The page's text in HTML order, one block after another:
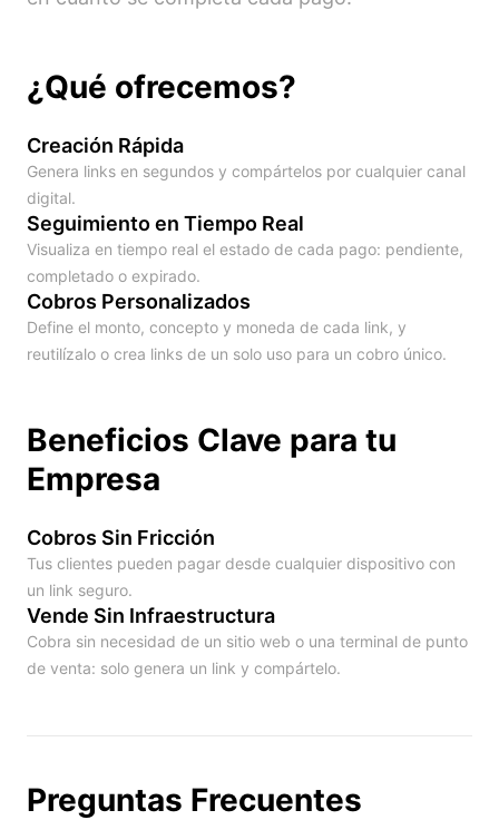
¿Qué ofrecemos?
Creación Rápida
Genera links en segundos y compártelos por cualquier canal
digital.
Seguimiento en Tiempo Real
Visualiza en tiempo real el estado de cada pago: pendiente,
completado o expirado.
Cobros Personalizados
Define el monto, concepto y moneda de cada link, y
reutilízalo o crea links de un solo uso para un cobro único.
Beneficios Clave para tu
Empresa
Cobros Sin Fricción
Tus clientes pueden pagar desde cualquier dispositivo con
un link seguro.
Vende Sin Infraestructura
Cobra sin necesidad de un sitio web o una terminal de punto
de venta: solo genera un link y compártelo.
Preguntas Frecuentes